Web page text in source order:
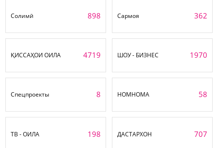
Солимӣ 898 Сармоя 362
ҚИССАҲОИ ОИЛА 4719 ШОУ - БИЗНЕС 1970
Спецпроекты 8 НОМНОМА 58
ТВ - ОИЛА 198 ДАСТАРХОН 707